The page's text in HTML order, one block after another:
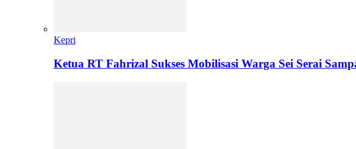
Kepri
Ketua RT Fahrizal Sukses Mobilisasi Warga Sei Serai